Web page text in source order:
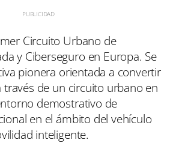
Circuito Urbano de
y Ciberseguro en Europa. Se
pionera orientada a convertir
través de un circuito urbano en
demostrativo de
en el ámbito del vehículo
inteligente.